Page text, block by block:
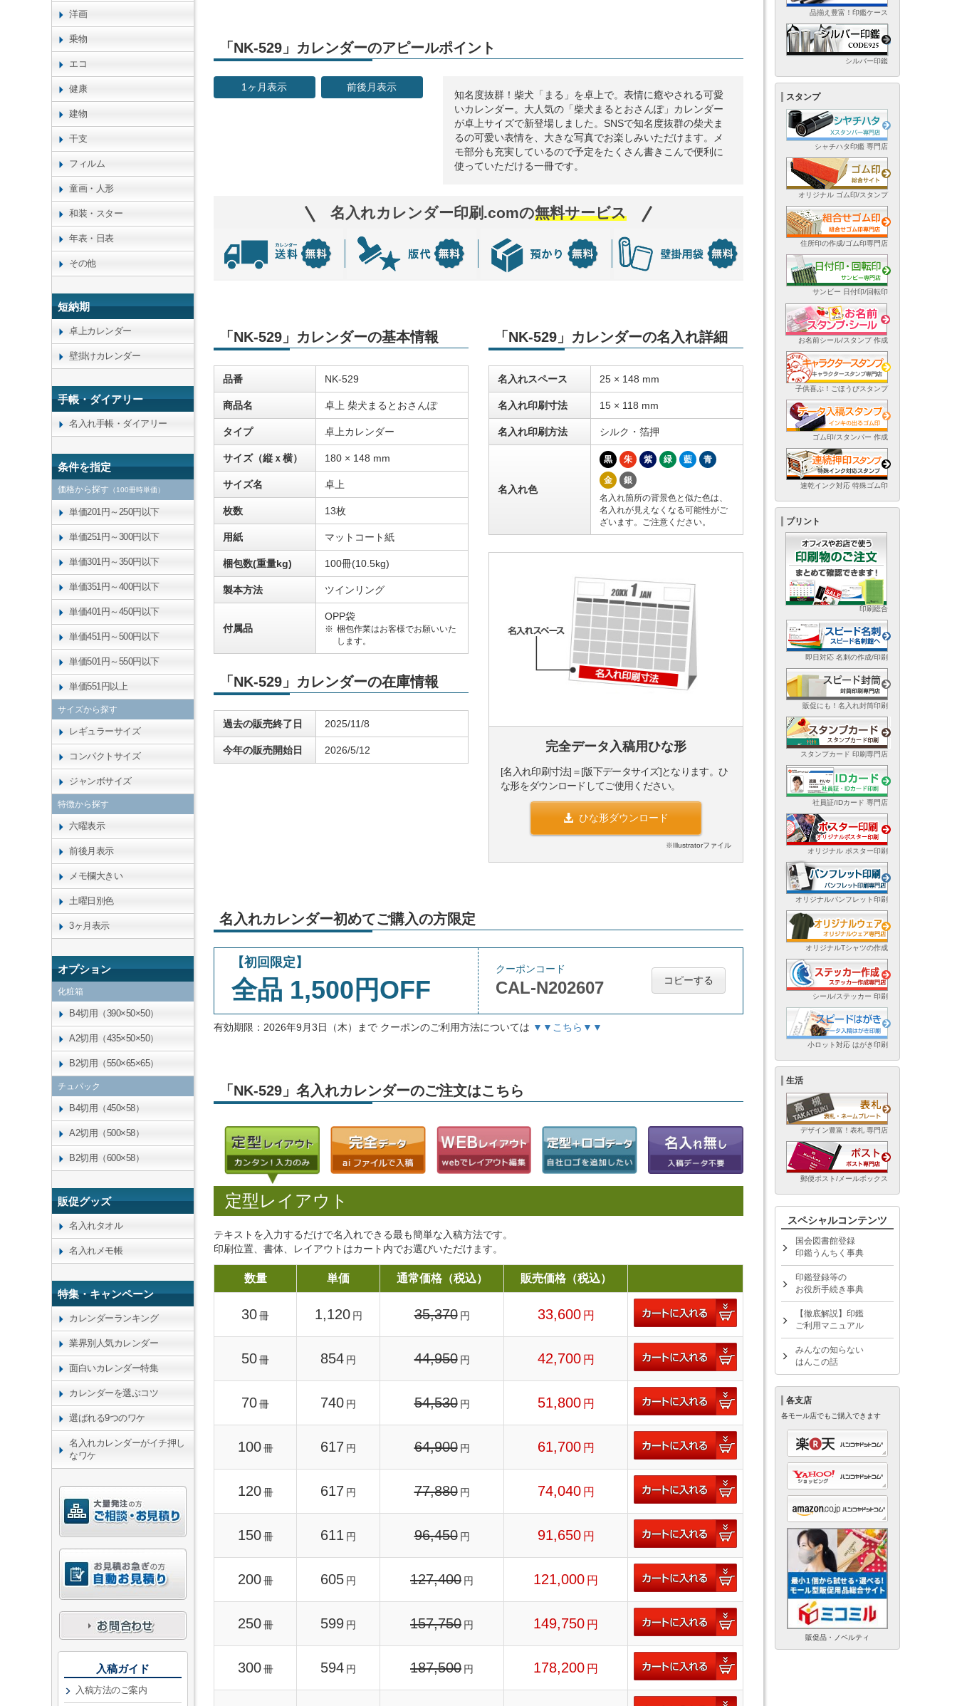
「NK-529」カレンダーのアピールポイント
1ヶ月表示 前後月表示
知名度抜群！柴犬「まる」を卓上で。表情に癒やされる可愛
いカレンダー。大人気の「柴犬まるとおさんぽ」カレンダー
が卓上サイズで新登場しました。SNSで知名度抜群の柴犬ま
るの可愛い表情を、大きな写真でお楽しみいただけます。メ
モ部分も充実しているので予定をたくさん書きこんで便利に
使っていただける一冊です。
名入れカレンダー印刷.comの無料サービス
「NK-529」カレンダーの基本情報
品番 NK-529
商品名 卓上 柴犬まるとおさんぽ
タイプ 卓上カレンダー
サイズ（縦ｘ横） 180 × 148 mm
サイズ名 卓上
枚数 13枚
用紙 マットコート紙
梱包数(重量kg) 100冊(10.5kg)
製本方法 ツインリング
付属品
OPP袋
梱包作業はお客様でお願いいた
します。
「NK-529」カレンダーの在庫情報
過去の販売終了日 2025/11/8
今年の販売開始日 2026/5/12
「NK-529」カレンダーの名入れ詳細
名入れスペース 25 × 148 mm
名入れ印刷寸法 15 × 118 mm
名入れ印刷方法 シルク・箔押
名入れ色
黒 朱 紫 緑 藍 青
金
銀
名入れ箇所の背景色と似た色は、
名入れが見えなくなる可能性がご
ざいます。ご注意ください。
完全データ入稿用ひな形
[名入れ印刷寸法]＝[版下データサイズ]となります。ひ
な形をダウンロードしてご使用ください。
ひな形ダウンロード
※Illustratorファイル
名入れカレンダー初めてご購入の方限定
【初回限定】
全品 1,500円OFF
クーポンコード
CAL-N202607 コピーする
有効期限：2026年9月3日（木）まで クーポンのご利用方法については ▼▼こちら▼▼
「NK-529」名入れカレンダーのご注文はこちら
定型レイアウト
テキストを入力するだけで名入れできる最も簡単な入稿方法です。
印刷位置、書体、レイアウトはカート内でお選びいただけます。
数量 単価 通常価格（税込） 販売価格（税込）
30冊 1,120 円 35,370 円 33,600 円
50冊 854 円 44,950 円 42,700 円
70冊 740 円 54,530 円 51,800 円
100 冊 617 円 64,900 円 61,700 円
120 冊 617 円 77,880 円 74,040 円
150 冊 611 円 96,450 円 91,650 円
200 冊 605 円 127,400 円 121,000 円
250 冊 599 円 157,750 円 149,750 円
300 冊 594 円 187,500 円 178,200 円
洋画
乗物
エコ
健康
建物
干支
フィルム
童画・人形
和装・スター
年表・日表
その他
短納期
卓上カレンダー
壁掛けカレンダー
手帳・ダイアリー
名入れ手帳・ダイアリー
条件を指定
価格から探す （100冊時単価）
単価201円～250円以下
単価251円～300円以下
単価301円～350円以下
単価351円～400円以下
単価401円～450円以下
単価451円～500円以下
単価501円～550円以下
単価551円以上
サイズから探す
レギュラーサイズ
コンパクトサイズ
ジャンボサイズ
特徴から探す
六曜表示
前後月表示
メモ欄大きい
土曜日別色
3ヶ月表示
オプション
化粧箱
B4切用（390×50×50）
A2切用（435×50×50）
B2切用（550×65×65）
チュパック
B4切用（450×58）
A2切用（500×58）
B2切用（600×58）
販促グッズ
名入れタオル
名入れメモ帳
特集・キャンペーン
カレンダーランキング
業界別人気カレンダー
面白いカレンダー特集
カレンダーを選ぶコツ
選ばれる9つのワケ
名入れカレンダーがイチ押し
なワケ
入稿ガイド
入稿方法のご案内
品揃え豊富！印鑑ケース
シルバー印鑑
スタンプ
シャチハタ印鑑 専門店
オリジナル ゴム印/スタンプ
住所印の作成/ゴム印専門店
サンビー 日付印/回転印
お名前シール/スタンプ 作成
子供喜ぶ！ごほうびスタンプ
ゴム印/スタンパー 作成
速乾インク対応 特殊ゴム印
プリント
印刷総合
即日対応 名刺の作成/印刷
販促にも！名入れ封筒印刷
スタンプカード 印刷専門店
社員証/IDカード 専門店
オリジナル ポスター印刷
オリジナルパンフレット印刷
オリジナルTシャツの作成
シール/ステッカー 印刷
小ロット対応 はがき印刷
生活
デザイン豊富！表札 専門店
郵便ポスト/メールボックス
スペシャルコンテンツ
国会図書館登録
印鑑うんちく事典
印鑑登録等の
お役所手続き事典
【徹底解説】印鑑
ご利用マニュアル
みんなの知らない
はんこの話
各支店
各モール店でもご購入できます
販促品・ノベルティ